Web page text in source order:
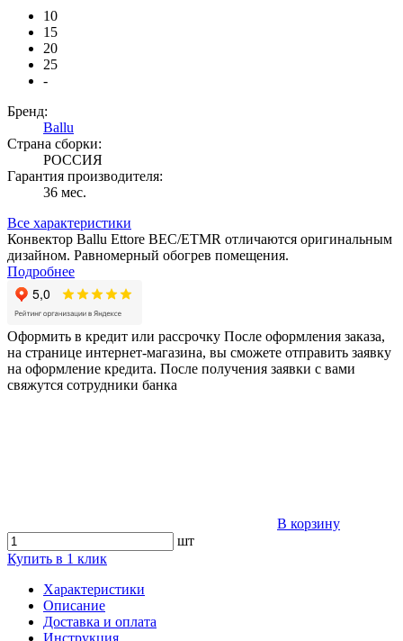
10
15
20
25
-
Бренд:
Ballu
Страна сборки:
РОССИЯ
Гарантия производителя:
36 мес.
Все характеристики
Конвектор Ballu Ettore BEC/ETMR отличаются оригинальным
дизайном. Равномерный обогрев помещения.
Подробнее
Оформить в кредит или рассрочку После оформления заказа,
на странице интернет-магазина, вы сможете отправить заявку
на оформление кредита. После получения заявки с вами
свяжутся сотрудники банка
В корзину
шт
Купить в 1 клик
Характеристики
Описание
Доставка и оплата